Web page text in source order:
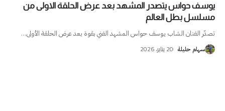
يوسف حواس يتصدر المشهد بعد عرض الحلقة الاولى من
مسلسل بطل العالم
تصدّر الفنان الشاب يوسف حواس المشهد الفني بقوة بعد عرض الحلقة الأولى…
سهام حليلة 20 يناير، 2026